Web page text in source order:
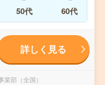
50代 60代
詳しく見る
部（全国）